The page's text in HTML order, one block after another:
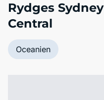
Rydges Sydney
Central
Oceanien